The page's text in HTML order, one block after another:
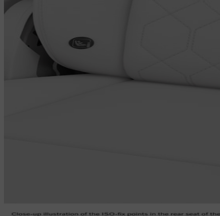
Con la Volvo Cars app, puedes incluso prelimpiar el aire de la
cabina y acceder a información sobre la calidad del aire interior
antes de entrar en el vehículo.